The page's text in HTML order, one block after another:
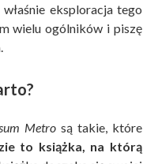
eksploracja tego
wielu ogólników i piszę
Metro są takie, które
to książka, na którą